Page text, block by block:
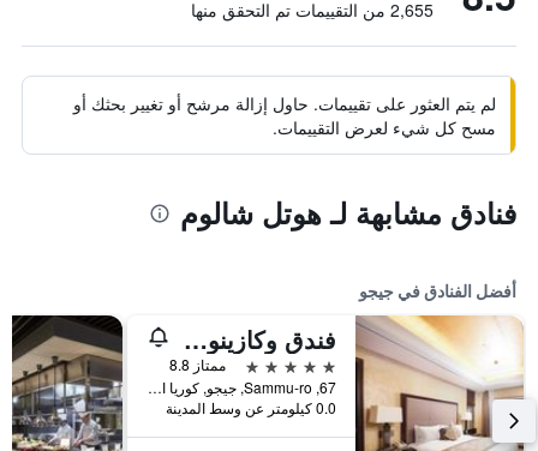
2,655 من التقييمات تم التحقق منها
لم يتم العثور على تقييمات. حاول إزالة مرشح أو تغيير بحثك أو
مسح كل شيء لعرض التقييمات.
فنادق مشابهة لـ هوتل شالوم
أفضل الفنادق في جيجو
فندق وكازينو جيجو صن
5 نجوم
ممتاز 8.8
67, Sammu-ro, جيجو, كوريا الجنوبية
0.0 كيلومتر عن وسط المدينة